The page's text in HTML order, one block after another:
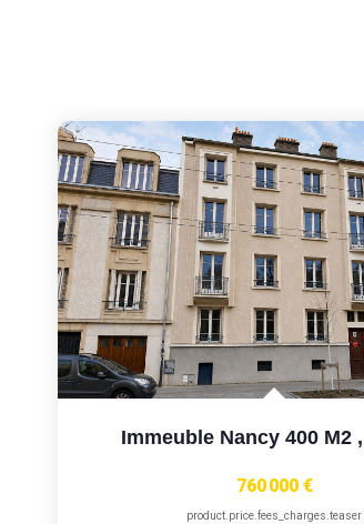
Immeuble Nancy 400 M2 ,
760 000 €
product.price.fees_charges.teaser